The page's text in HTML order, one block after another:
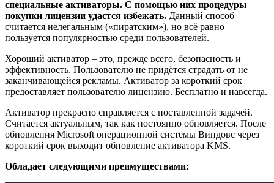
специальные активаторы. С помощью них процедуры
покупки лицензии удастся избежать. Данный способ
считается нелегальным («пиратским»), но всё равно
пользуется популярностью среди пользователей.
Хороший активатор – это, прежде всего, безопасность и
эффективность. Пользователю не придётся страдать от не
заканчивающейся рекламы. Активатор за короткий срок
предоставляет пользователю лицензию. Бесплатно и навсегда.
Активатор прекрасно справляется с поставленной задачей.
Считается актуальным, так как постоянно обновляется. После
обновления Microsoft операционной системы Виндовс через
короткий срок выходит обновление активатора KMS.
Обладает следующими преимуществами: